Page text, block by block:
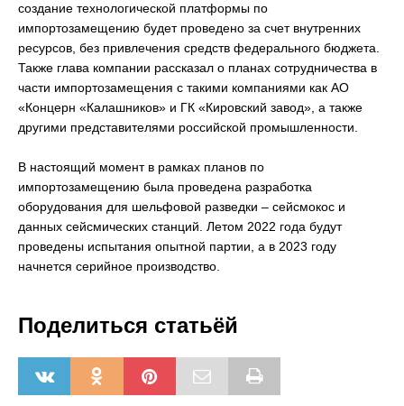
создание технологической платформы по
импортозамещению будет проведено за счет внутренних
ресурсов, без привлечения средств федерального бюджета.
Также глава компании рассказал о планах сотрудничества в
части импортозамещения с такими компаниями как АО
«Концерн «Калашников» и ГК «Кировский завод», а также
другими представителями российской промышленности.
В настоящий момент в рамках планов по
импортозамещению была проведена разработка
оборудования для шельфовой разведки – сейсмокос и
данных сейсмических станций. Летом 2022 года будут
проведены испытания опытной партии, а в 2023 году
начнется серийное производство.
Поделиться статьёй